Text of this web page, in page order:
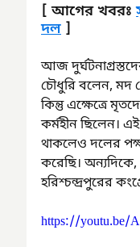
[ আগের খবরঃ
দল ]
আজ
চৌধুরি বলেন, মদ
কিন্তু এক্ষেত্রে
কর্মহীন ছিলেন।
থাকলেও দলের
করেছি।
হরিশ্চন্দ্রপুরের
https://youtu.be/